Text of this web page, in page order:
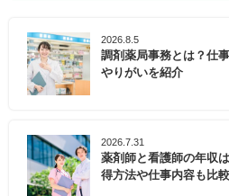
2026.8.5
調剤薬局事務とは？仕
やりがいを紹介
2026.7.31
薬剤師と看護師の年収
得方法や仕事内容も比較